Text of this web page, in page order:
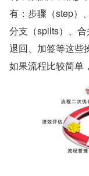
有：步骤（step）
分支（spilts）、合
退回、加签等这些
如果流程比较简单